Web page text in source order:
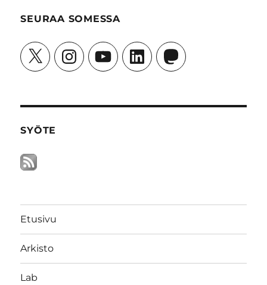
SEURAA SOMESSA
X InstagramYouTubeLinkedInMastodon
SYÖTE
Etusivu
Arkisto
Lab